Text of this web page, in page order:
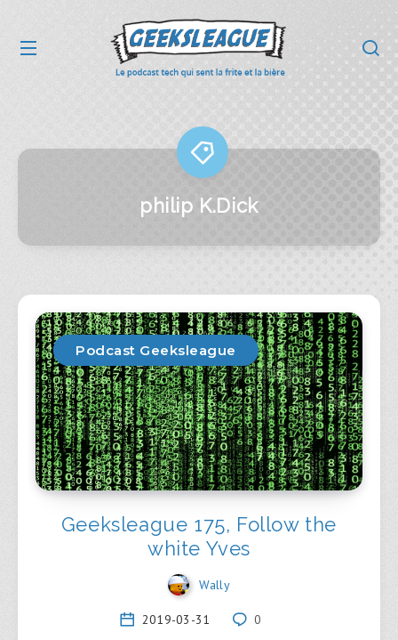
philip K.Dick
Podcast Geeksleague
Geeksleague 175, Follow the
white Yves
Wally
2019-03-31 0